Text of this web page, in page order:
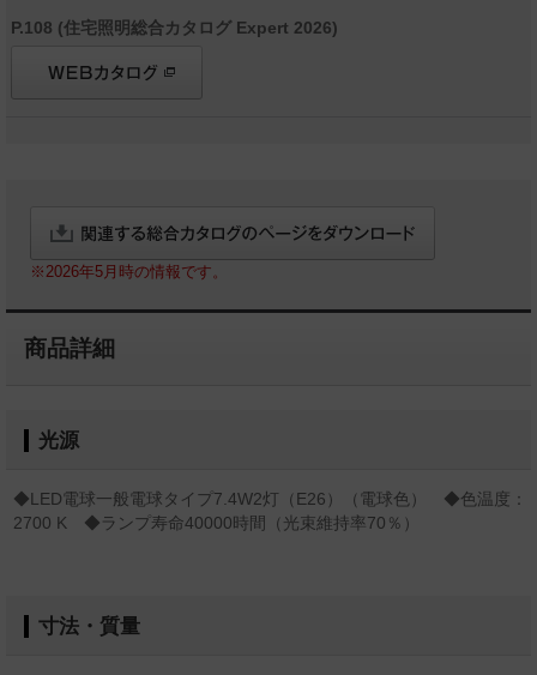
P.108 (住宅照明総合カタログ Expert 2026)
※2026年5月時の情報です。
商品詳細
光源
◆LED電球一般電球タイプ7.4W2灯（E26）（電球色） ◆色温度：
2700 K ◆ランプ寿命40000時間（光束維持率70％）
寸法・質量